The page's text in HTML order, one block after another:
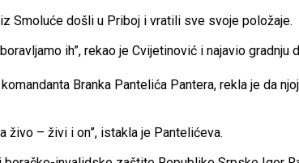
Smoluće došli u Priboj i vratili sve svoje položaje.
ih”, rekao je Cvijetinović i najavio gradnju
Branka Pantelića Pantera, rekla je da
živo – živi i on”, istakla je Pantelićeva.